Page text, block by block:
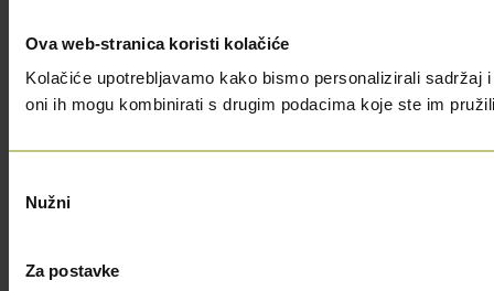
Ova web-stranica koristi kolačiće
Kolačiće upotrebljavamo kako bismo personalizirali
oni ih mogu kombinirati s drugim podacima koje ste im
pristanka
Nužni
Za postavke